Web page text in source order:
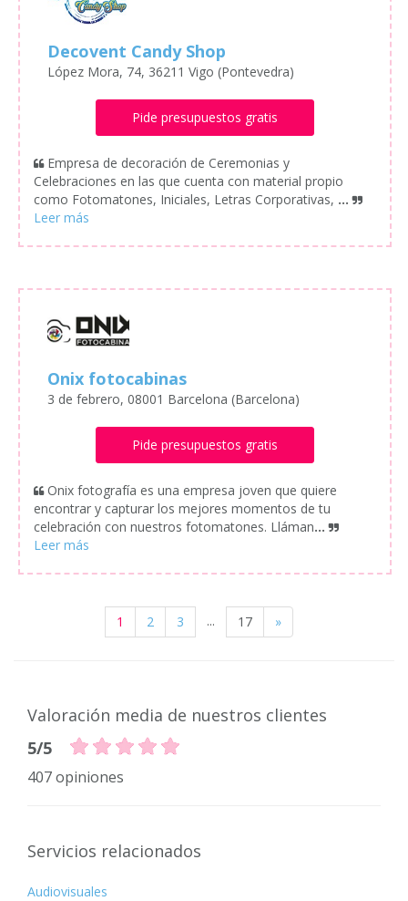
Decovent Candy Shop
López Mora, 74, 36211 Vigo (Pontevedra)
Pide presupuestos gratis
Empresa de decoración de Ceremonias y
Celebraciones en las que cuenta con material propio
como Fotomatones, Iniciales, Letras Corporativas, ...
Onix fotocabinas
3 de febrero, 08001 Barcelona (Barcelona)
Pide presupuestos gratis
Onix fotografía es una empresa joven que quiere
encontrar y capturar los mejores momentos de tu
celebración con nuestros fotomatones. Lláman...
1 2 3 ... 17 »
Valoración media de nuestros clientes
5/5
407 opiniones
Servicios relacionados
Audiovisuales